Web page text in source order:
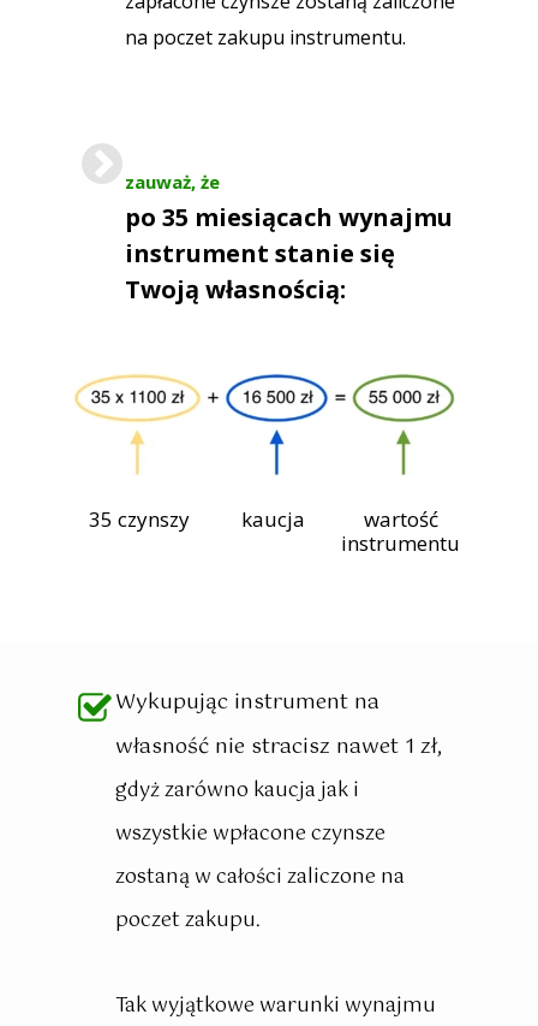
Wykupując instrument na
własność nie stracisz nawet 1 zł,
gdyż zarówno kaucja jak i
wszystkie wpłacone czynsze
zostaną w całości zaliczone na
poczet zakupu.
Tak wyjątkowe warunki wynajmu
wartość
instrumentu
kaucja
35 czynszy
na poczet zakupu instrumentu.
zauważ, że
po 35 miesiącach wynajmu
instrument stanie się
Twoją własnością: